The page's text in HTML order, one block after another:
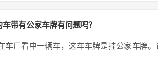
车带有公家车牌有问题吗？
车厂看中一辆车，这车车牌是挂公家车牌